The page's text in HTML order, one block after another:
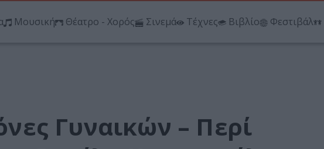
Μουσική Θέατρο - Χορός Σινεμά Τέχνες Βιβλίο Φεστιβάλ
Γυναικών – Περί